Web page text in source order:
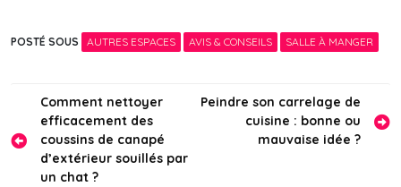
papier peint ?
POSTÉ SOUS AUTRES ESPACES AVIS & CONSEILS SALLE À MANGER
Navigation
de
l’article
Comment nettoyer
efficacement des
coussins de canapé
d’extérieur souillés par
un chat ?
Peindre son carrelage de
cuisine : bonne ou
mauvaise idée ?